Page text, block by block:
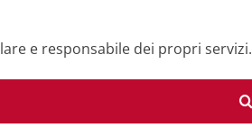
e responsabile dei propri servizi.